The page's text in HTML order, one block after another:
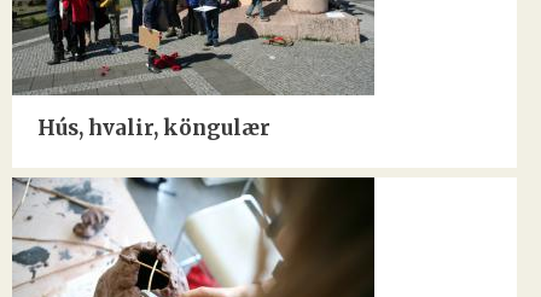
Hús, hvalir, köngulær